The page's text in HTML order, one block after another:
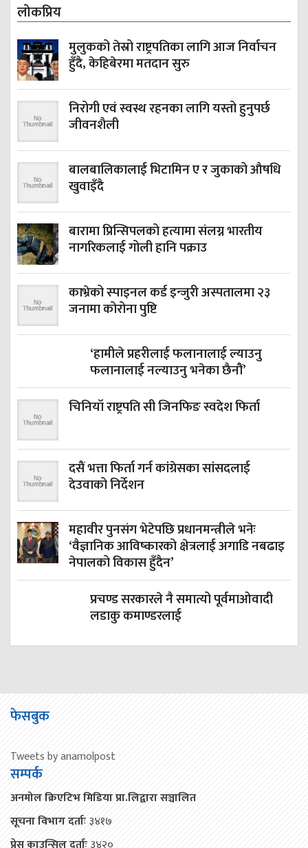
लोकप्रिय
मुलुकको तेस्रो राष्ट्रपतिका लागि आज निर्वाचन
हुँदै, केहिबेरमा मतदान सुरु
निरोगी एवं स्वस्थ रहनका लागि यस्तो हुनुपर्छ
जीवनशैली
बालबालिकालाई भिटामिन ए र जुकाको औषधि
खुवाइँदै
बारामा प्रिन्सिपलको हत्यामा संलग्न भारतीय
नागरिकलाई गोली हानि पक्राउ
काभ्रेको स्‍पाइनल कर्ड इन्जुरी अस्पतालमा २३
जनामा कोरोना पुष्टि
‘हामीले प्रहरीलाई फलानालाई ल्याउनु
फलानालाई नल्याउनु भनेका छैनौं’
चिनियाँ राष्ट्रपति सी जिनफिङ स्वदेश फिर्ता
दसैं भत्ता फिर्ता गर्न कांग्रेसका सांसदलाई
देउवाको निर्देशन
महावीर पुनसंग भेटेपछि प्रधानमन्त्रीले भनेः
‘वैज्ञानिक आविष्कारको क्षेत्रलाई अगाडि नबढाइ
नेपालको विकास हुँदैन’
प्रचण्ड सरकारले नै समात्यो पूर्वमाओवादी
लडाकु कमाण्डरलाई
फेसबुक
Tweets by anamolpost
सम्पर्क
अनमोल क्रिएटिभ मिडिया प्रा.लिद्वारा सञ्चालित
सूचना विभाग दर्ताः३४१७